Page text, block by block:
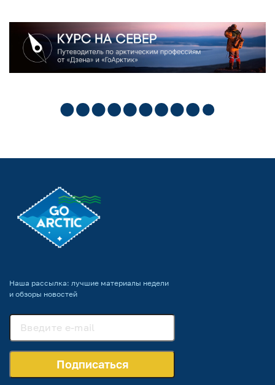
Наша рассылка: лучшие материалы недели
и обзоры новостей
Подписаться